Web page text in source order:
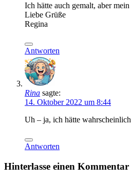
Ich hätte auch gemalt, aber
Liebe Grüße
Regina
Antworten
Rina sagte:
14. Oktober 2022 um 8:44
Uh – ja, ich hätte
Antworten
Hinterlasse einen Kommentar